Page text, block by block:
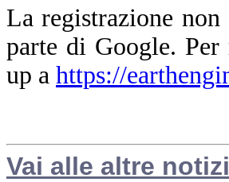
La registrazione non
parte di Google.
up a https://
Vai alle altre